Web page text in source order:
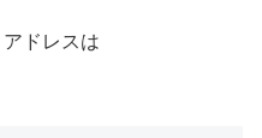
ドレスは